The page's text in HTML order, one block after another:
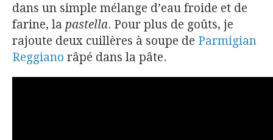
dans un simple mélange d’eau froide et de
farine, la pastella. Pour plus de goûts, je
rajoute deux cuillères à soupe de Parmigian
Reggiano râpé dans la pâte.